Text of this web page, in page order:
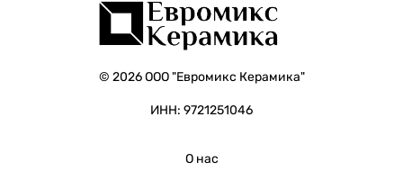
© 2026 ООО "Евромикс Керамика"
ИНН: 9721251046
О нас